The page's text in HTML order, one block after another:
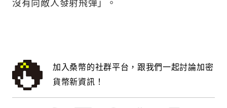
沒有向敵人發射飛彈」。
加入桑幣的社群平台，跟我們一起討論加密
貨幣新資訊！